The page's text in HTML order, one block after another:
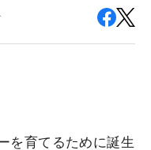
を育てるために誕生